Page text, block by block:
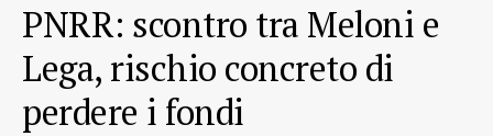
PNRR: scontro tra Meloni e
Lega, rischio concreto di
perdere i fondi